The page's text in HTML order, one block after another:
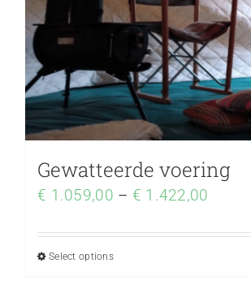
Gewatteerde voering
€ 1.059,00 – € 1.422,00
Select options